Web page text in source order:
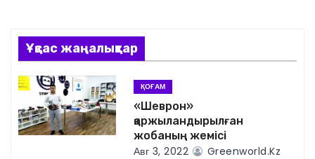
и
г
а
ц
Ұқсас жаңалықтар
ҚОҒАМ
«Шеврон»
қаржыландырылған
жобаның жемісі
Авг 3, 2022 Greenworld.kz